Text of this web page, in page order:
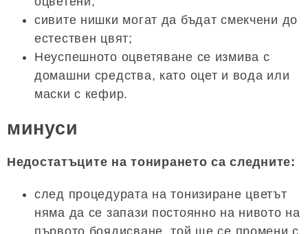
сивите нишки могат да бъдат смекчени до
естествен цвят;
Неуспешното оцветяване се измива с
домашни средства, като оцет и вода или
маски с кефир.
минуси
Недостатъците на тонирането са следните:
след процедурата на тонизиране цветът
няма да се запази постоянно на нивото на